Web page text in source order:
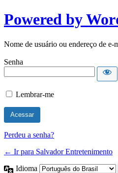
Powered by
Nome de usuário ou endereço de e-
Senha
Lembrar-me
Perdeu a senha?
← Ir para Salvador Entretenimento
Idioma